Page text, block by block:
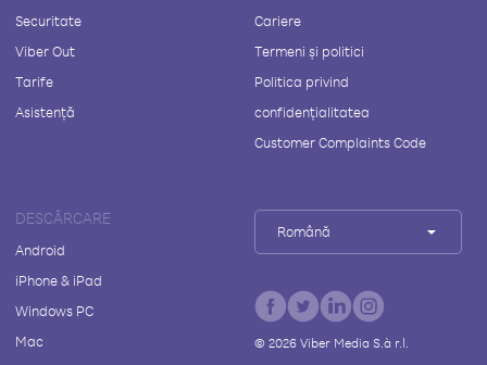
Securitate
Viber Out
Tarife
Asistență
Cariere
Termeni și politici
Politica privind
confidențialitatea
Customer Complaints Code
DESCĂRCARE
Android
iPhone & iPad
Windows PC
Mac
Română
© 2026Viber Media S.à r.l.